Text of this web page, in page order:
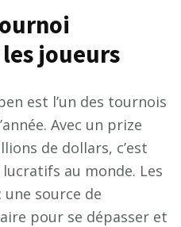
joueurs
est l’un des tournois
Avec un prize
de dollars, c’est
au monde. Les
source de
pour se dépasser et